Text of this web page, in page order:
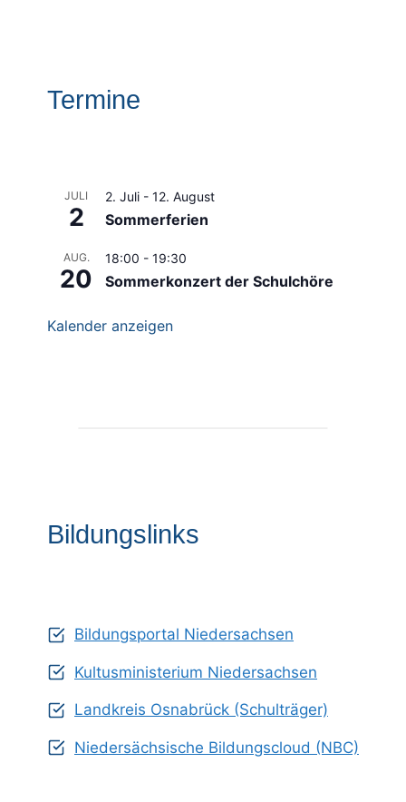
Termine
JULI
2
2. Juli - 12. August
Sommerferien
AUG.
20
18:00 - 19:30
Sommerkonzert der Schulchöre
Kalender anzeigen
Bildungslinks
Bildungsportal Niedersachsen
Kultusministerium Niedersachsen
Landkreis Osnabrück (Schulträger)
Niedersächsische Bildungscloud (NBC)